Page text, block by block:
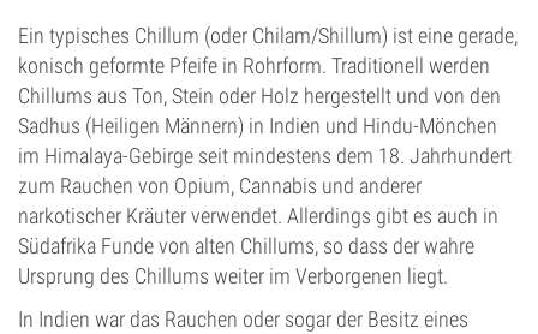
Ein typisches Chillum (oder Chilam/Shillum) ist eine gerade,
konisch geformte Pfeife in Rohrform. Traditionell werden
Chillums aus Ton, Stein oder Holz hergestellt und von den
Sadhus (Heiligen Männern) in Indien und Hindu-Mönchen
im Himalaya-Gebirge seit mindestens dem 18. Jahrhundert
zum Rauchen von Opium, Cannabis und anderer
narkotischer Kräuter verwendet. Allerdings gibt es auch in
Südafrika Funde von alten Chillums, so dass der wahre
Ursprung des Chillums weiter im Verborgenen liegt.
In Indien war das Rauchen oder sogar der Besitz eines